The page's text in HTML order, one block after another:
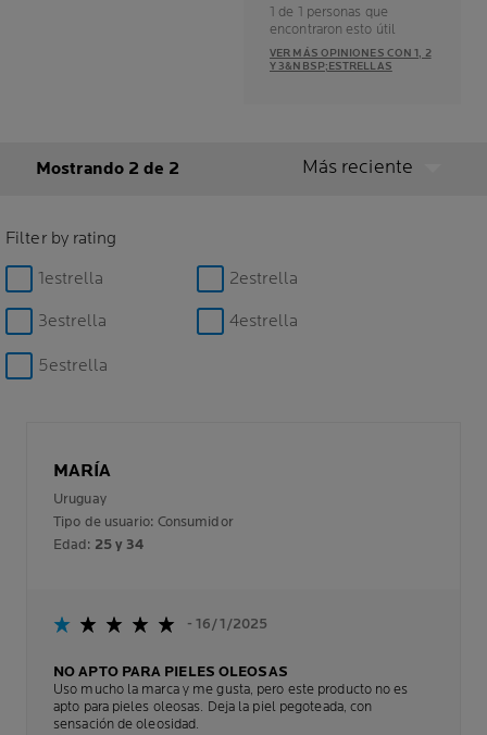
1 de 1 personas que
encontraron esto útil
VER MÁS OPINIONES CON 1, 2
Y 3&NBSP;ESTRELLAS
Mostrando 2 de 2 Más reciente
Filter by rating
1estrella
2estrella
3estrella 4estrella
5estrella
MARÍA
Uruguay
Tipo de usuario: Consumidor
Edad: 25 y 34
- 16/1/2025
NO APTO PARA PIELES OLEOSAS
Uso mucho la marca y me gusta, pero este producto no es
apto para pieles oleosas. Deja la piel pegoteada, con
sensación de oleosidad.